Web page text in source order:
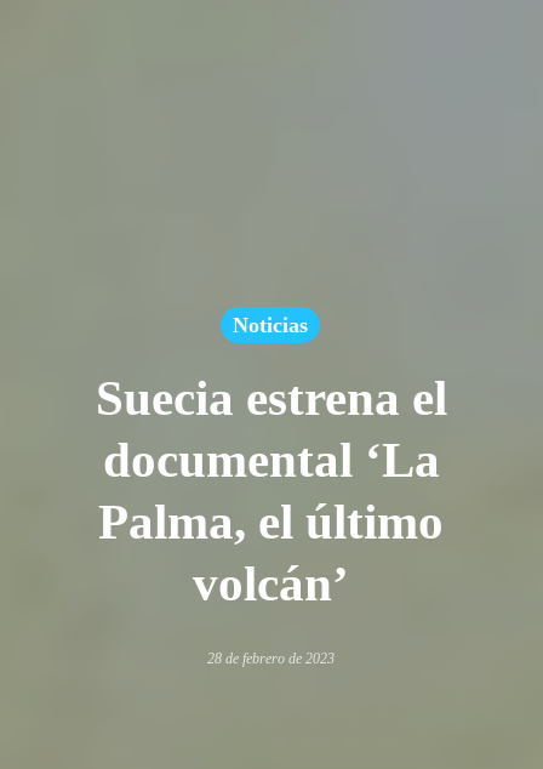
Noticias
Suecia estrena el
documental ‘La
Palma, el último
volcán’
28 de febrero de 2023